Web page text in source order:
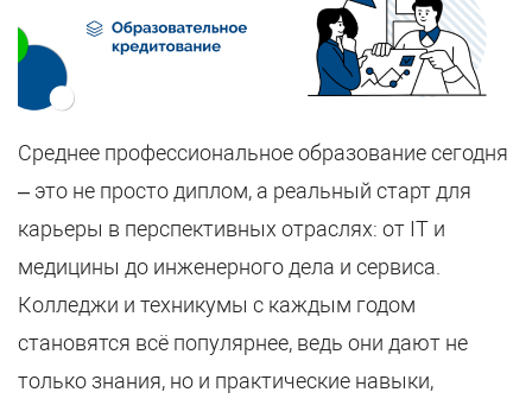
Среднее профессиональное образование сегодня
– это не просто диплом, а реальный старт для
карьеры в перспективных отраслях: от IT и
медицины до инженерного дела и сервиса.
Колледжи и техникумы с каждым годом
становятся всё популярнее, ведь они дают не
только знания, но и практические навыки,